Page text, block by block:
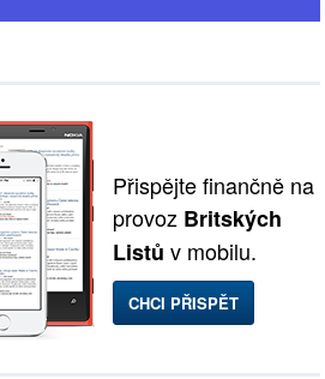
Přispějte finančně na
provoz Britských
Listů v mobilu.
CHCI PŘISPĚT